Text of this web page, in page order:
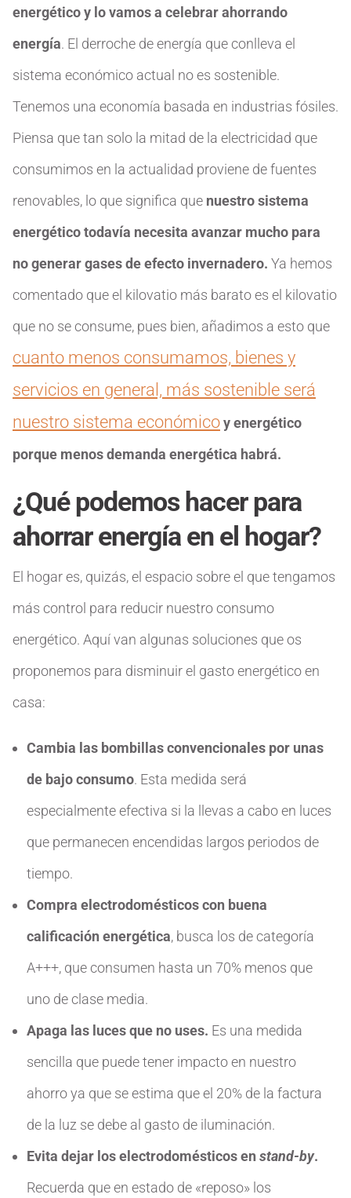
energético y lo vamos a celebrar ahorrando
energía. El derroche de energía que conlleva el
sistema económico actual no es sostenible.
Tenemos una economía basada en industrias fósiles.
Piensa que tan solo la mitad de la electricidad que
consumimos en la actualidad proviene de fuentes
renovables, lo que significa que nuestro sistema
energético todavía necesita avanzar mucho para
no generar gases de efecto invernadero. Ya hemos
comentado que el kilovatio más barato es el kilovatio
que no se consume, pues bien, añadimos a esto que
cuanto menos consumamos, bienes y
servicios en general, más sostenible será
nuestro sistema económicoy energético
porque menos demanda energética habrá.
¿Qué podemos hacer para
ahorrar energía en el hogar?
El hogar es, quizás, el espacio sobre el que tengamos
más control para reducir nuestro consumo
energético. Aquí van algunas soluciones que os
proponemos para disminuir el gasto energético en
casa:
Cambia las bombillas convencionales por unas
de bajo consumo. Esta medida será
especialmente efectiva si la llevas a cabo en luces
que permanecen encendidas largos periodos de
tiempo.
Compra electrodomésticos con buena
calificación energética, busca los de categoría
A+++, que consumen hasta un 70% menos que
uno de clase media.
Apaga las luces que no uses. Es una medida
sencilla que puede tener impacto en nuestro
ahorro ya que se estima que el 20% de la factura
de la luz se debe al gasto de iluminación.
Evita dejar los electrodomésticos enstand-by.
Recuerda que en estado de «reposo» los